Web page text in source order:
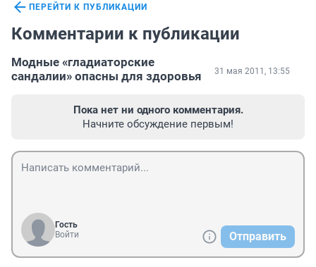
ПЕРЕЙТИ К ПУБЛИКАЦИИ
Комментарии к публикации
Модные «гладиаторские
сандалии» опасны для здоровья
31 мая 2011, 13:55
Пока нет ни одного комментария.
Начните обсуждение первым!
Гость
Войти
Отправить